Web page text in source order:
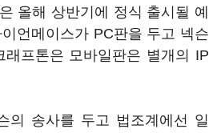
올해 상반기에 정식 출시될 예
언메이스가 PC판을 두고 넥슨
프톤은 모바일판은 별개의 IP
의 송사를 두고 법조계에선 일